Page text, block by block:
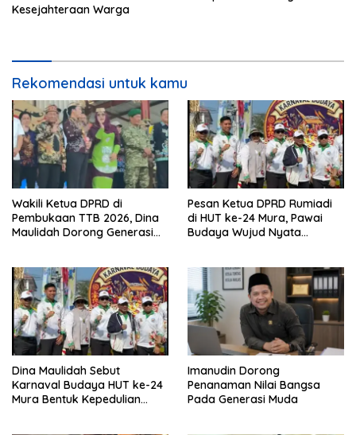
Kesejahteraan Warga
Rekomendasi untuk kamu
Wakili Ketua DPRD di
Pembukaan TTB 2026, Dina
Maulidah Dorong Generasi
Pesan Ketua DPRD Rumiadi
di HUT ke-24 Mura, Pawai
Budaya Wujud Nyata
Dina Maulidah Sebut
Karnaval Budaya HUT ke-24
Mura Bentuk Kepedulian
Imanudin Dorong
Penanaman Nilai Bangsa
Pada Generasi Muda